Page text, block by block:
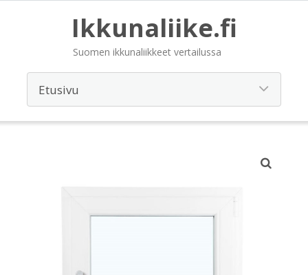
Ikkunaliike.fi
Suomen ikkunaliikkeet vertailussa